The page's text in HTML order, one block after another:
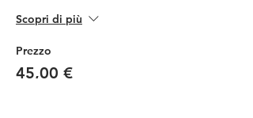
Scopri di più
Prezzo
45,00 €